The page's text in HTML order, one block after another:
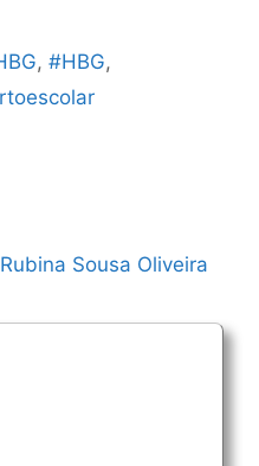
,#HBG,
Sousa Oliveira